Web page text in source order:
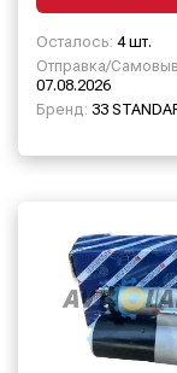
Осталось: 4 шт.
Отправка/
07.08.2026
Бренд: 33